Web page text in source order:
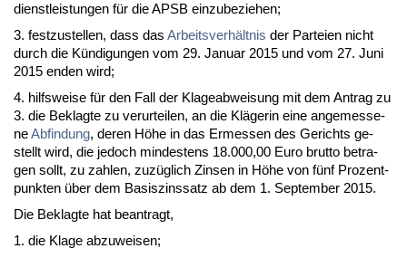
dienst­leis­tun­gen für die APSB ein­zu­be­zie­hen;
3. fest­zu­stel­len, dass das Ar­beits­verhält­nis der Par­tei­en nicht
durch die Kündi­gun­gen vom 29. Ja­nu­ar 2015 und vom 27. Ju­ni
2015 en­den wird;
4. hilfs­wei­se für den Fall der Kla­ge­ab­wei­sung mit dem An­trag zu
3. die Be­klag­te zu ver­ur­tei­len, an die Kläge­rin ei­ne an­ge­mes­se­
neAb­fin­dung, de­ren Höhe in das Er­mes­sen des Ge­richts ge­
stellt wird, die je­doch min­des­tens 18.000,00 Eu­ro brut­to be­tra­
gen sollt, zu zah­len, zuzüglich Zin­sen in Höhe von fünf Pro­zent­
punk­ten über dem Ba­sis­zins­satz ab dem 1. Sep­tem­ber 2015.
Die Be­klag­te hat be­an­tragt,
1. die Kla­ge ab­zu­wei­sen;